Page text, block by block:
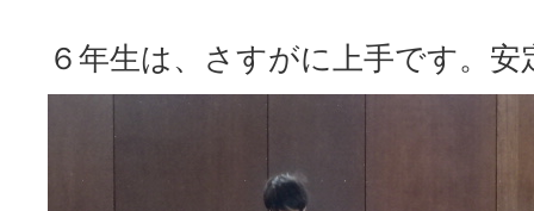
６年生は、さすがに上手です。